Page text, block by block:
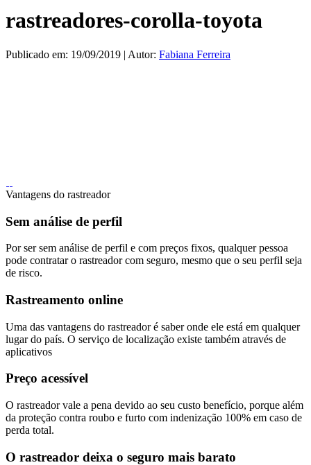
rastreadores-corolla-toyota
Publicado em: 19/09/2019 | Autor: Fabiana Ferreira
Vantagens do rastreador
Sem análise de perfil
Por ser sem análise de perfil e com preços fixos, qualquer pessoa
pode contratar o rastreador com seguro, mesmo que o seu perfil seja
de risco.
Rastreamento online
Uma das vantagens do rastreador é saber onde ele está em qualquer
lugar do país. O serviço de localização existe também através de
aplicativos
Preço acessível
O rastreador vale a pena devido ao seu custo benefício, porque além
da proteção contra roubo e furto com indenização 100% em caso de
perda total.
O rastreador deixa o seguro mais barato